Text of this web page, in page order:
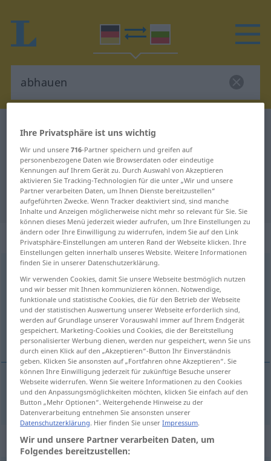
Deutsch-Bulgarisch Wörterbuch
Deutsch-Bulgarisch Übersetzung
für "abhauen"
"abhauen" Bulgarisch Übersetzung
„abhauen“: transitives Verb
abhauen
Übersicht aller Übersetzungen
(Für mehr Details die Übersetzung anklicken/antippen)
отсичам [~ека]
отсичам [~ека] abhauen
„abhauen“: intransitives Verb
Ihre Privatsphäre ist uns wichtig
Wir und unsere716-Partner speichern und greifen auf
personenbezogene Daten wie Browserdaten oder eindeutige
Kennungen auf Ihrem Gerät zu. Durch Auswahl von Akzeptieren
aktivieren Sie Tracking-Technologien für die unter „Wir und unsere
Partner verarbeiten Daten, um Ihnen Dienste bereitzustellen“
aufgeführten Zwecke. Wenn Tracker deaktiviert sind, sind manche
Inhalte und Anzeigen möglicherweise nicht mehr so relevant für Sie. Sie
können dieses Menü jederzeit wieder aufrufen, um Ihre Einstellungen zu
ändern oder Ihre Einwilligung zu widerrufen, indem Sie auf den Link
Privatsphäre-Einstellungen am unteren Rand der Webseite klicken. Ihre
Einstellungen gelten innerhalb unseres Website. Weitere Informationen
finden Sie in unserer Datenschutzerklärung.
Wir verwenden Cookies, damit Sie unsere Webseite bestmöglich nutzen
und wir besser mit Ihnen kommunizieren können. Notwendige,
funktionale und statistische Cookies, die für den Betrieb der Webseite
und der statistischen Auswertung unserer Webseite erforderlich sind,
werden auf Grundlage unserer Vorauswahl immer auf Ihrem Endgerät
gespeichert. Marketing-Cookies und Cookies, die der Bereitstellung
personalisierter Werbung dienen, werden nur gespeichert, wenn Sie uns
durch einen Klick auf den „Akzeptieren“-Button Ihr Einverständnis
geben. Klicken Sie ansonsten auf „Fortfahren ohne Akzeptieren“. Sie
können Ihre Einwilligung jederzeit für zukünftige Besuche unserer
Webseite widerrufen. Wenn Sie weitere Informationen zu den Cookies
und den Anpassungsmöglichkeiten möchten, klicken Sie einfach auf den
Button „Mehr Optionen“. Weitergehende Hinweise zu der
Datenverarbeitung entnehmen Sie ansonsten unserer
Datenschutzerklärung. Hier finden Sie unserImpressum.
Wir und unsere Partner verarbeiten Daten, um
Folgendes bereitzustellen: